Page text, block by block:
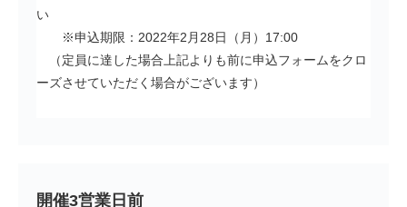
い
※申込期限：2022年2月28日（月）17:00
（定員に達した場合上記よりも前に申込フォームをクロ
ーズさせていただく場合がございます）
開催3営業日前